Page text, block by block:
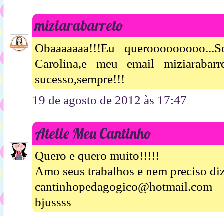
miziarabarreto
Obaaaaaaa!!!Eu
Carolina,e meu email
sucesso,sempre!!!
19 de agosto de 2012 às 17:47
Atelie Meu Cantinho
Quero e quero muito!!!!!
Amo seus trabalhos e nem preciso
cantinhopedagogico@hotmail.com
bjussss